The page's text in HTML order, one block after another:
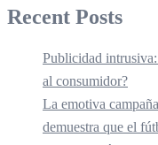
Recent Posts
Publicidad intrusiva:
al consumidor?
La emotiva
demuestra que el